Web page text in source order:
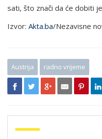
sati, što znači da će dobiti
Izvor: Akta.ba/Nezavisne
Austrija radno vrijeme